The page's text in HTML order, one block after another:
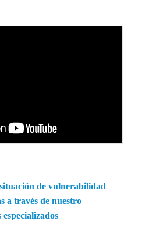
de vulnerabilidad
a través de nuestro